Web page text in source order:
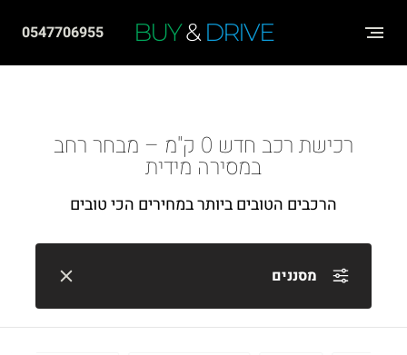
בְּאֲתָר
הַמְּסַיַּעַת
הָאֲתָר.
BUY&DRIVE
0547706955
רכישת רכב חדש 0 ק"מ – מבחר רחב
במסירה מידית
הרכבים הטובים ביותר במחירים הכי טובים
מסננים